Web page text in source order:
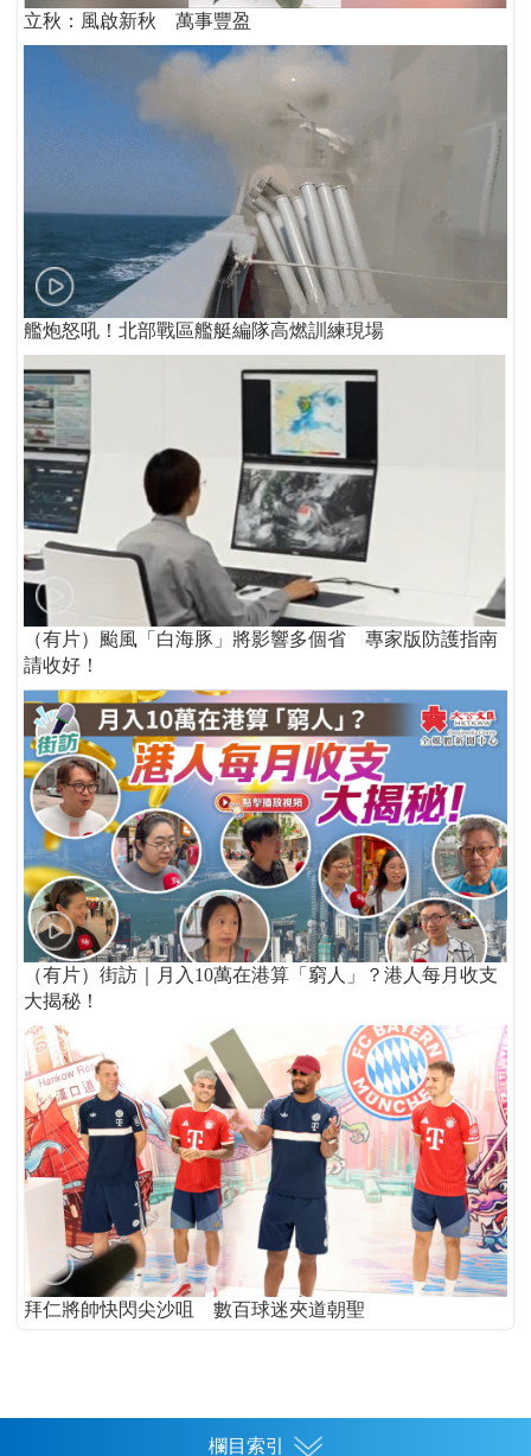
立秋：風啟新秋 萬事豐盈
艦炮怒吼！北部戰區艦艇編隊高燃訓練現場
（有片）颱風「白海豚」將影響多個省 專家版防護指南
請收好！
（有片）街訪｜月入10萬在港算「窮人」？港人每月收支
大揭秘！
拜仁將帥快閃尖沙咀 數百球迷夾道朝聖
欄目索引